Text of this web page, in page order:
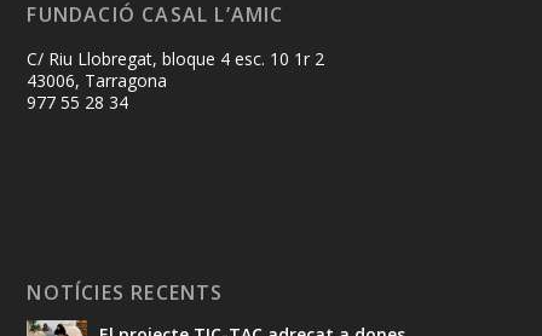
FUNDACIÓ CASAL L’AMIC
C/ Riu Llobregat, bloque 4 esc. 10 1r 2
43006, Tarragona
977 55 28 34
NOTÍCIES RECENTS